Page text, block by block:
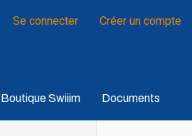
Se connecter Créer un compte
Boutique Swiiim Documents